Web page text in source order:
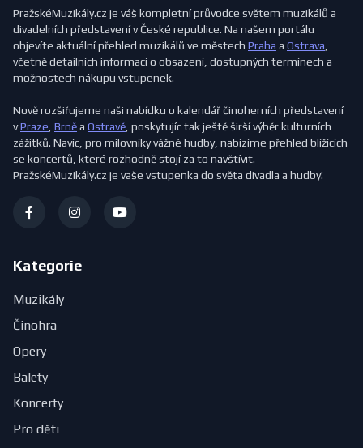
PražskéMuzikály.cz je váš kompletní průvodce světem muzikálů a
divadelních představení v České republice. Na našem portálu
objevíte aktuální přehled muzikálů ve městech Praha a Ostrava,
včetně detailních informací o obsazení, dostupných termínech a
možnostech nákupu vstupenek.
Nově rozšiřujeme naši nabídku o kalendář činoherních představení
vPraze, Brněa Ostravě, poskytujíc tak ještě širší výběr kulturních
zážitků. Navíc, pro milovníky vážné hudby, nabízíme přehled blížících
se koncertů, které rozhodně stojí za to navštívit.
PražskéMuzikály.cz je vaše vstupenka do světa divadla a hudby!
Kategorie
Muzikály
Činohra
Opery
Balety
Koncerty
Pro děti